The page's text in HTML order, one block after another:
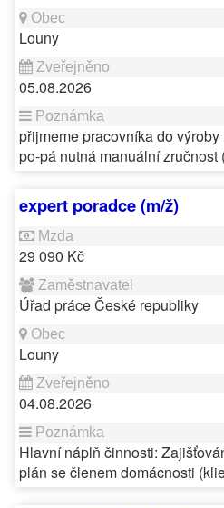
Louny
05.08.2026
přijmeme pracovníka do
po-pá nutná manuální
expert poradce (m/ž)
29 090 Kč
Úřad práce České republiky
Louny
04.08.2026
Hlavní náplň činnosti:
plán se členem domácnosti